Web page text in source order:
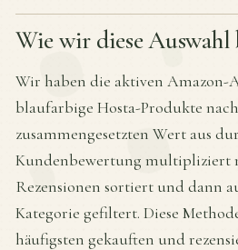
Wie wir diese Auswahl
Wir haben die aktiven Amazon-
blaufarbige Hosta-Produkte
zusammengesetzten Wert aus
Kundenbewertung multipliziert
Rezensionen sortiert und dann
Kategorie gefiltert. Diese
häufigsten gekauften und